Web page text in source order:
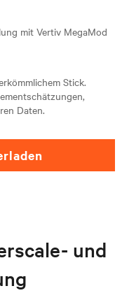
mit Vertiv MegaMod
Stick.
Daten.
und